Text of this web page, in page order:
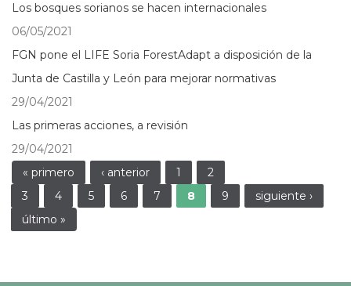
Los bosques sorianos se hacen internacionales
06/05/2021
FGN pone el LIFE Soria ForestAdapt a disposición de la
Junta de Castilla y León para mejorar normativas
29/04/2021
Las primeras acciones, a revisión
29/04/2021
Páginas
« primero ‹ anterior 1
2
3
4 5 6 7 8 9
siguiente ›
último »